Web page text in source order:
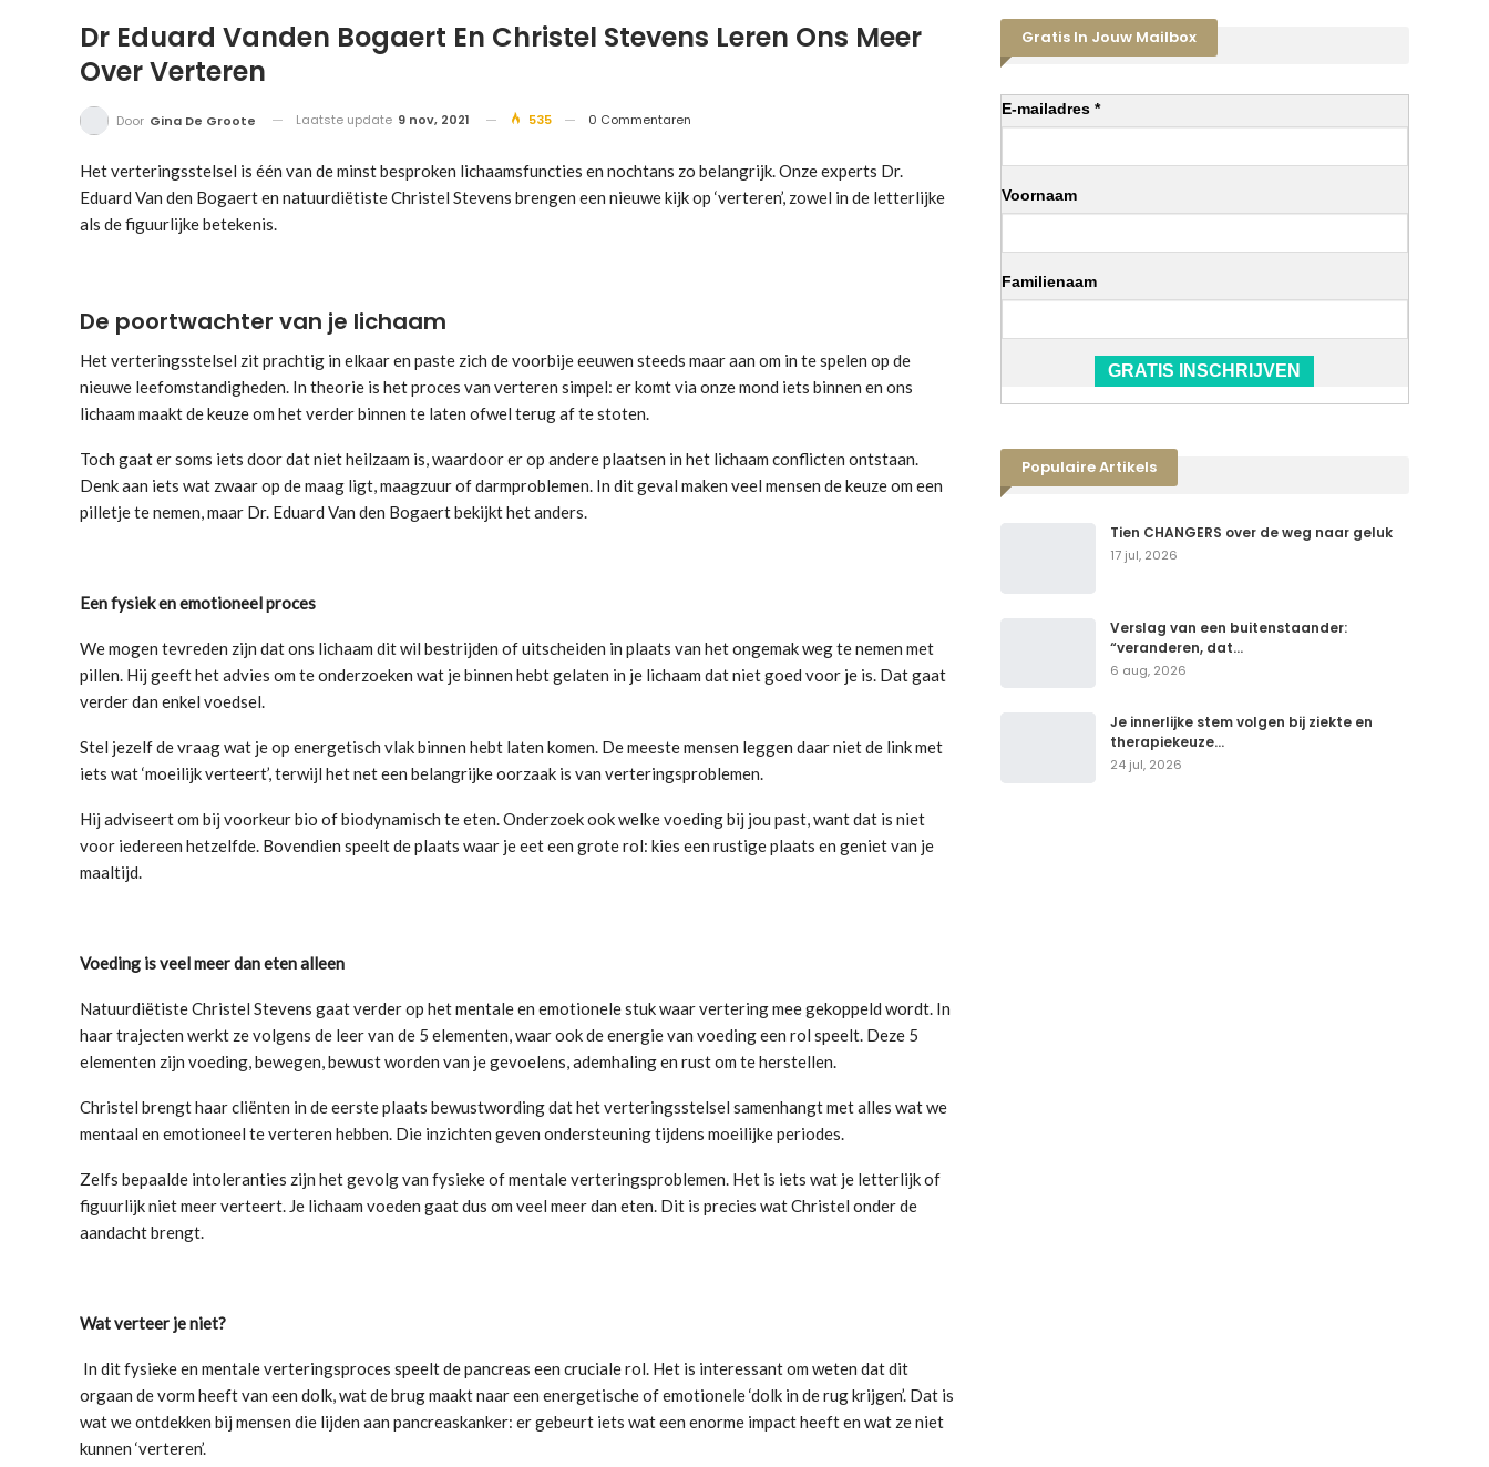
Dr Eduard Vanden Bogaert En Christel Stevens Leren Ons Meer
Over Verteren
Door Gina De Groote Laatste update 9 nov, 2021 535 0 Commentaren
Het verteringsstelsel is één van de minst besproken lichaamsfuncties en nochtans zo belangrijk. Onze experts Dr.
Eduard Van den Bogaert en natuurdiëtiste Christel Stevens brengen een nieuwe kijk op ‘verteren’, zowel in de letterlijke
als de figuurlijke betekenis.
De poortwachter van je lichaam
Het verteringsstelsel zit prachtig in elkaar en paste zich de voorbije eeuwen steeds maar aan om in te spelen op de
nieuwe leefomstandigheden. In theorie is het proces van verteren simpel: er komt via onze mond iets binnen en ons
lichaam maakt de keuze om het verder binnen te laten ofwel terug af te stoten.
Toch gaat er soms iets door dat niet heilzaam is, waardoor er op andere plaatsen in het lichaam conflicten ontstaan.
Denk aan iets wat zwaar op de maag ligt, maagzuur of darmproblemen. In dit geval maken veel mensen de keuze om een
pilletje te nemen, maar Dr. Eduard Van den Bogaert bekijkt het anders.
Een fysiek en emotioneel proces
We mogen tevreden zijn dat ons lichaam dit wil bestrijden of uitscheiden in plaats van het ongemak weg te nemen met
pillen. Hij geeft het advies om te onderzoeken wat je binnen hebt gelaten in je lichaam dat niet goed voor je is. Dat gaat
verder dan enkel voedsel.
Stel jezelf de vraag wat je op energetisch vlak binnen hebt laten komen. De meeste mensen leggen daar niet de link met
iets wat ‘moeilijk verteert’, terwijl het net een belangrijke oorzaak is van verteringsproblemen.
Hij adviseert om bij voorkeur bio of biodynamisch te eten. Onderzoek ook welke voeding bij jou past, want dat is niet
voor iedereen hetzelfde. Bovendien speelt de plaats waar je eet een grote rol: kies een rustige plaats en geniet van je
maaltijd.
Voeding is veel meer dan eten alleen
Natuurdiëtiste Christel Stevens gaat verder op het mentale en emotionele stuk waar vertering mee gekoppeld wordt. In
haar trajecten werkt ze volgens de leer van de 5 elementen, waar ook de energie van voeding een rol speelt. Deze 5
elementen zijn voeding, bewegen, bewust worden van je gevoelens, ademhaling en rust om te herstellen.
Christel brengt haar cliënten in de eerste plaats bewustwording dat het verteringsstelsel samenhangt met alles wat we
mentaal en emotioneel te verteren hebben. Die inzichten geven ondersteuning tijdens moeilijke periodes.
Zelfs bepaalde intoleranties zijn het gevolg van fysieke of mentale verteringsproblemen. Het is iets wat je letterlijk of
figuurlijk niet meer verteert. Je lichaam voeden gaat dus om veel meer dan eten. Dit is precies wat Christel onder de
aandacht brengt.
Wat verteer je niet?
In dit fysieke en mentale verteringsproces speelt de pancreas een cruciale rol. Het is interessant om weten dat dit
orgaan de vorm heeft van een dolk, wat de brug maakt naar een energetische of emotionele ‘dolk in de rug krijgen’. Dat is
wat we ontdekken bij mensen die lijden aan pancreaskanker: er gebeurt iets wat een enorme impact heeft en wat ze niet
kunnen ‘verteren’.
Gratis In Jouw Mailbox
E-mailadres *
Voornaam
Familienaam
GRATIS INSCHRIJVEN
Populaire Artikels
Tien CHANGERS over de weg naar geluk
17 jul, 2026
Verslag van een buitenstaander:
“veranderen, dat…
6 aug, 2026
Je innerlijke stem volgen bij ziekte en
therapiekeuze…
24 jul, 2026